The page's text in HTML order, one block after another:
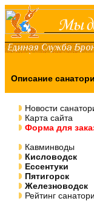
Описание
Новости
Карта сайта
Форма для
Кавминводы
Кисловодск
Ессентуки
Пятигорск
Железноводск
Рейтинг